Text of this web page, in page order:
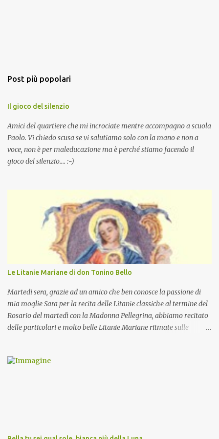
Post più popolari
Il gioco del silenzio
Amici del quartiere che mi incrociate mentre accompagno a scuola
Paolo. Vi chiedo scusa se vi salutiamo solo con la mano e non a
voce, non è per maleducazione ma è perché stiamo facendo il
gioco del silenzio.... :-)
Le Litanie Mariane di don Tonino Bello
Martedi sera, grazie ad un amico che ben conosce la passione di
mia moglie Sara per la recita delle Litanie classiche al termine del
Rosario del martedì con la Madonna Pellegrina, abbiamo recitato
delle particolari e molto belle Litanie Mariane ritmate sulle
preghiera.